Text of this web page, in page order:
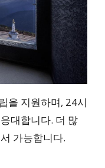
을 지원하며, 24시
대합니다. 더 많
가능합니다.